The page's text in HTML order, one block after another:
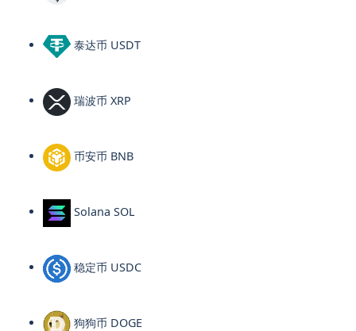
泰达币 USDT
瑞波币 XRP
币安币 BNB
Solana SOL
稳定币 USDC
狗狗币 DOGE